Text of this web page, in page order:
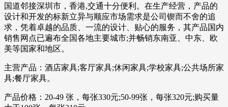
国道邻接深圳市，香港,交通十分便利。在生产经营，产品的
设计和开发的标新立异与顺应市场需求是公司锲而不舍的追
求，凭着卓越的品质、一流的设计、贴心的服务，其产品国内
销售网点已遍布全国各地主要城市;并畅销东南亚、中东、欧
美等国家和地区。
主营产品：酒店家具;客厅家具;休闲家具;学校家具;公共场所家
具;餐厅家具。
产品价格：20-49 张，每张330元;50-99张，每张320元;购买量